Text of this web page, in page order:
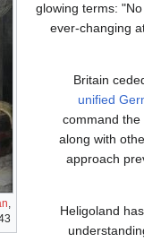
glowing terms:
ever-changing
Britain
unified
command
along with
approach
Heligoland